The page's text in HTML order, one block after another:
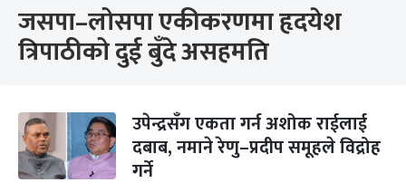
जसपा–लोसपा एकीकरणमा हृदयेश
त्रिपाठीको दुई बुँदे असहमति
उपेन्द्रसँग एकता गर्न अशोक राईलाई
दबाब, नमाने रेणु–प्रदीप समूहले विद्रोह
गर्ने